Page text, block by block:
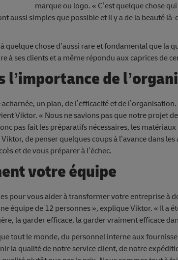
marque ou logo. « C’est quelque chose
aussi simples que possible et il y a de la beauté là-
quelque chose d’aussi rare et fondamental que la
à ses clients et a même répondu aux caprices de
l’importance de
un plan, de l’efficacité et de
Viktor. « Nous ne savions pas que notre projet
pas fait les préparatifs nécessaires, les
de penser quelques coups à l’avance dans
et de vous préparer à l’échec.
votre équipe
pour vous aider à transformer votre entreprise à
équipe de 12 personnes », explique Viktor. « Il a
la garder efficace, la garder vraiment efficace
tout le monde, du personnel interne aux
la qualité de notre service client, de notre